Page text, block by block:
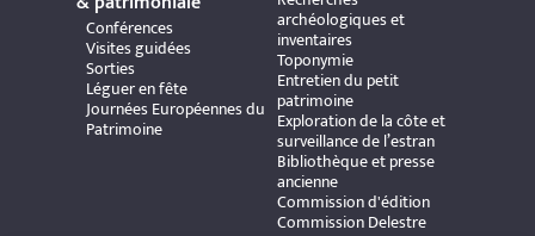
Conférences
Visites guidées
Sorties
Léguer en fête
Journées Européennes du
Patrimoine
archéologiques et
inventaires
Toponymie
Entretien du petit
patrimoine
Exploration de la côte et
surveillance de l’estran
Bibliothèque et presse
ancienne
Commission d'édition
Commission Delestre